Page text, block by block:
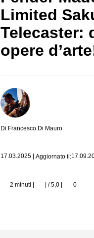
Limited
Telecaster:
opere
Di Francesco Di Mauro
17.03.2025 Aggiornato il:
2 minuti | | / 5,0 | 0